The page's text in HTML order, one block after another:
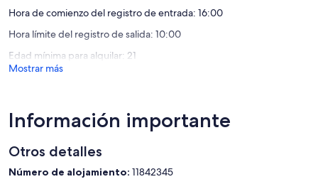
Hora de comienzo del registro de entrada: 16:00
Hora límite del registro de salida: 10:00
Edad mínima para alquilar: 21
Mostrar más
Información importante
Otros detalles
Número de alojamiento: 11842345